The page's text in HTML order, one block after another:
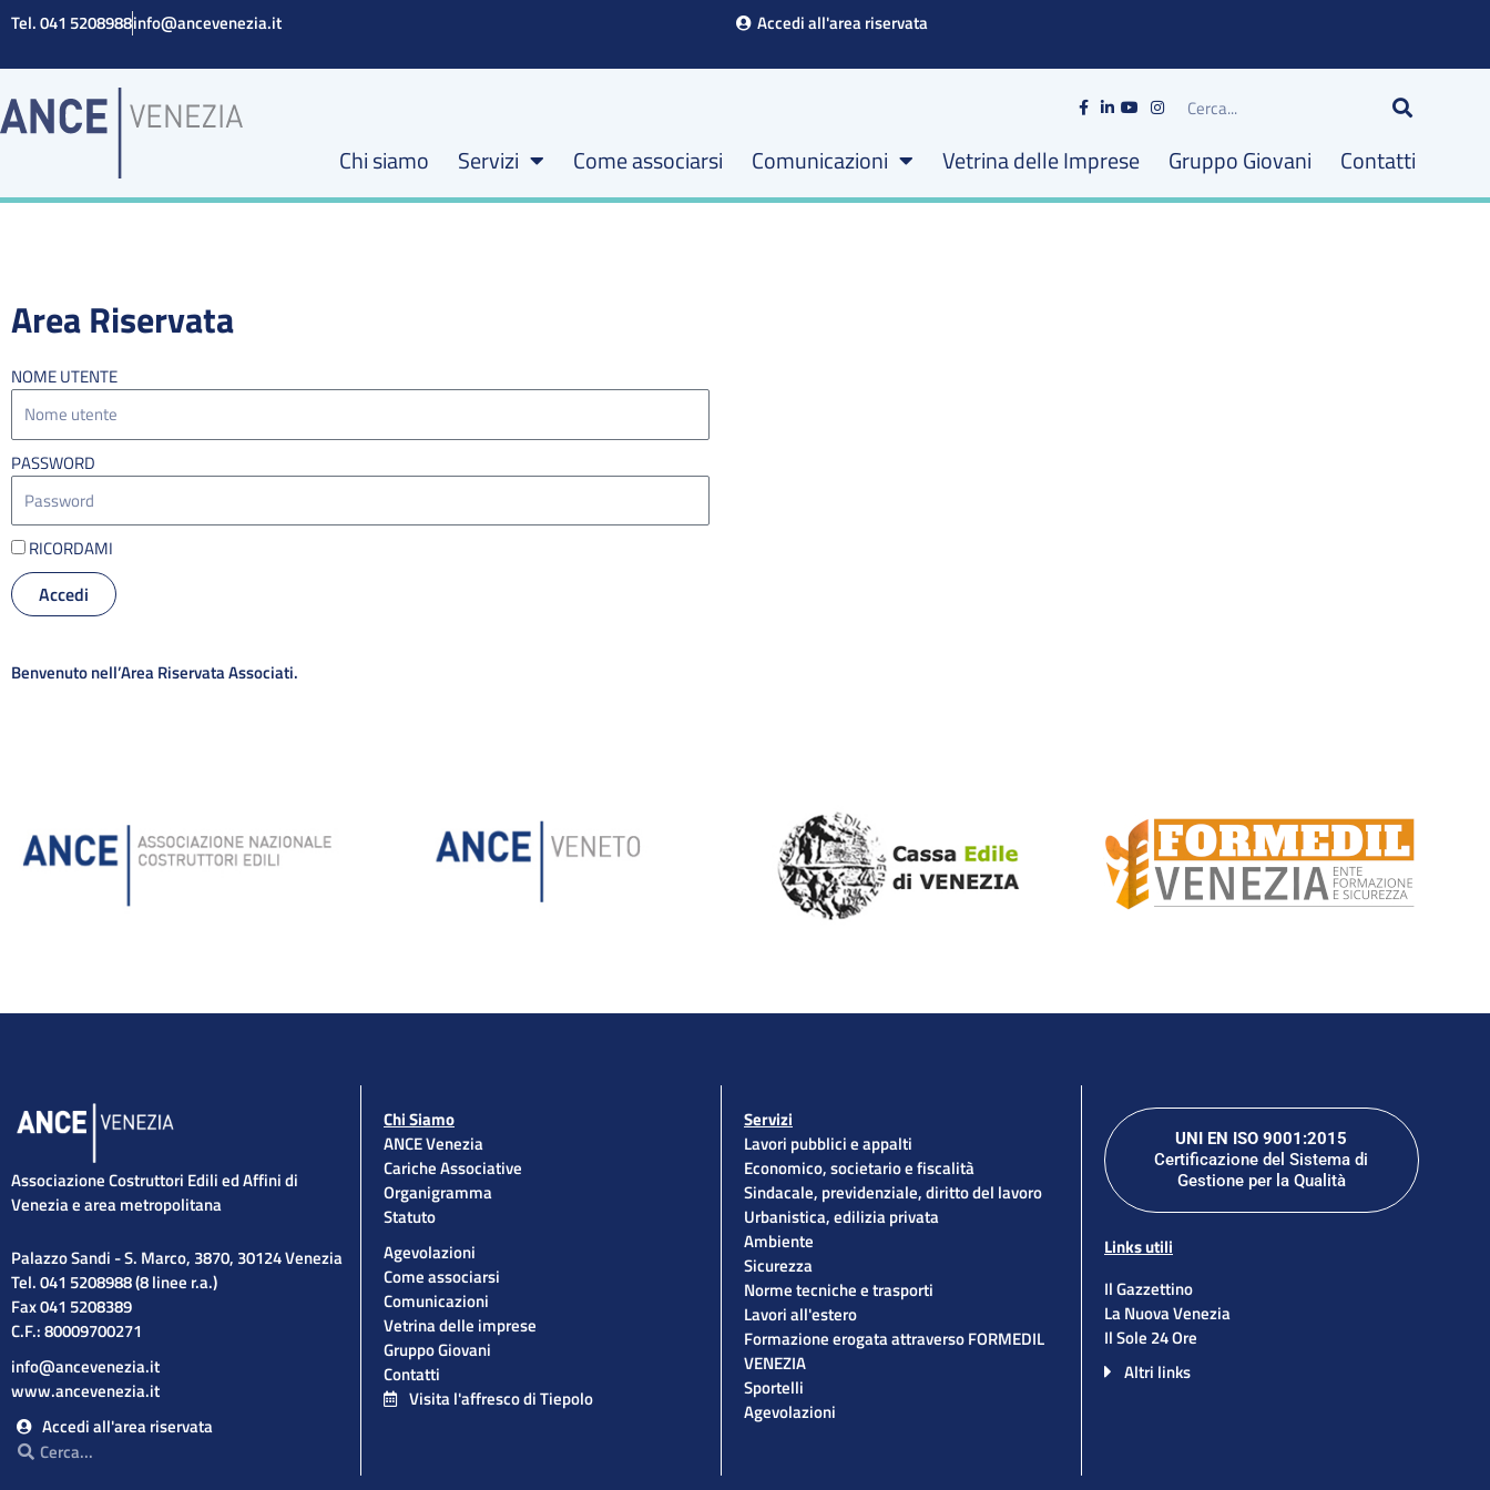
Vai
contenuto
Tel. 041 5208988info@ancevenezia.it Accedi all'area riservata
Chi siamo Servizi Come associarsi Comunicazioni Vetrina delle Imprese Gruppo Giovani Contatti
Area Riservata
NOME UTENTE
PASSWORD
RICORDAMI
Accedi
Benvenuto nell’Area Riservata Associati.
Associazione Costruttori Edili ed Affini di
Venezia e area metropolitana
Palazzo Sandi - S. Marco, 3870, 30124 Venezia
Tel. 041 5208988 (8 linee r.a.)
Fax 041 5208389
C.F.: 80009700271
info@ancevenezia.it
www.ancevenezia.it
Accedi all'area riservata
Cerca
Cerca
Chi Siamo
ANCE Venezia
Cariche Associative
Organigramma
Statuto
Agevolazioni
Come associarsi
Comunicazioni
Vetrina delle imprese
Gruppo Giovani
Contatti
Visita l'affresco di Tiepolo
Servizi
Lavori pubblici e appalti
Economico, societario e fiscalità
Sindacale, previdenziale, diritto del lavoro
Urbanistica, edilizia privata
Ambiente
Sicurezza
Norme tecniche e trasporti
Lavori all'estero
Formazione erogata attraverso FORMEDIL
VENEZIA
Sportelli
Agevolazioni
UNI EN ISO 9001:2015
Certificazione del Sistema di
Gestione per la Qualità
Links utili
Il Gazzettino
La Nuova Venezia
Il Sole 24 Ore
Altri links